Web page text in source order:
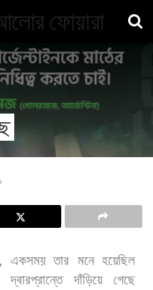
, একসময় তার মনে হয়েছিল
দ্বারপ্রান্তে দাঁড়িয়ে
গেছে